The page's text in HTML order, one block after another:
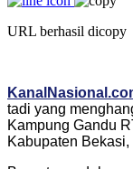
URL berhasil dicopy
tadi yang
Kampung Gandu
Kabupaten